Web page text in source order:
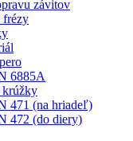
závitov
frézy
6885A
krúžky
471 (na hriadeľ)
472 (do diery)